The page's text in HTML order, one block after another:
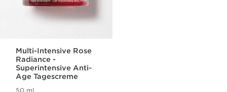
Multi-Intensive Rose
Radiance -
Superintensive Anti-
Age Tagescreme
50 ml